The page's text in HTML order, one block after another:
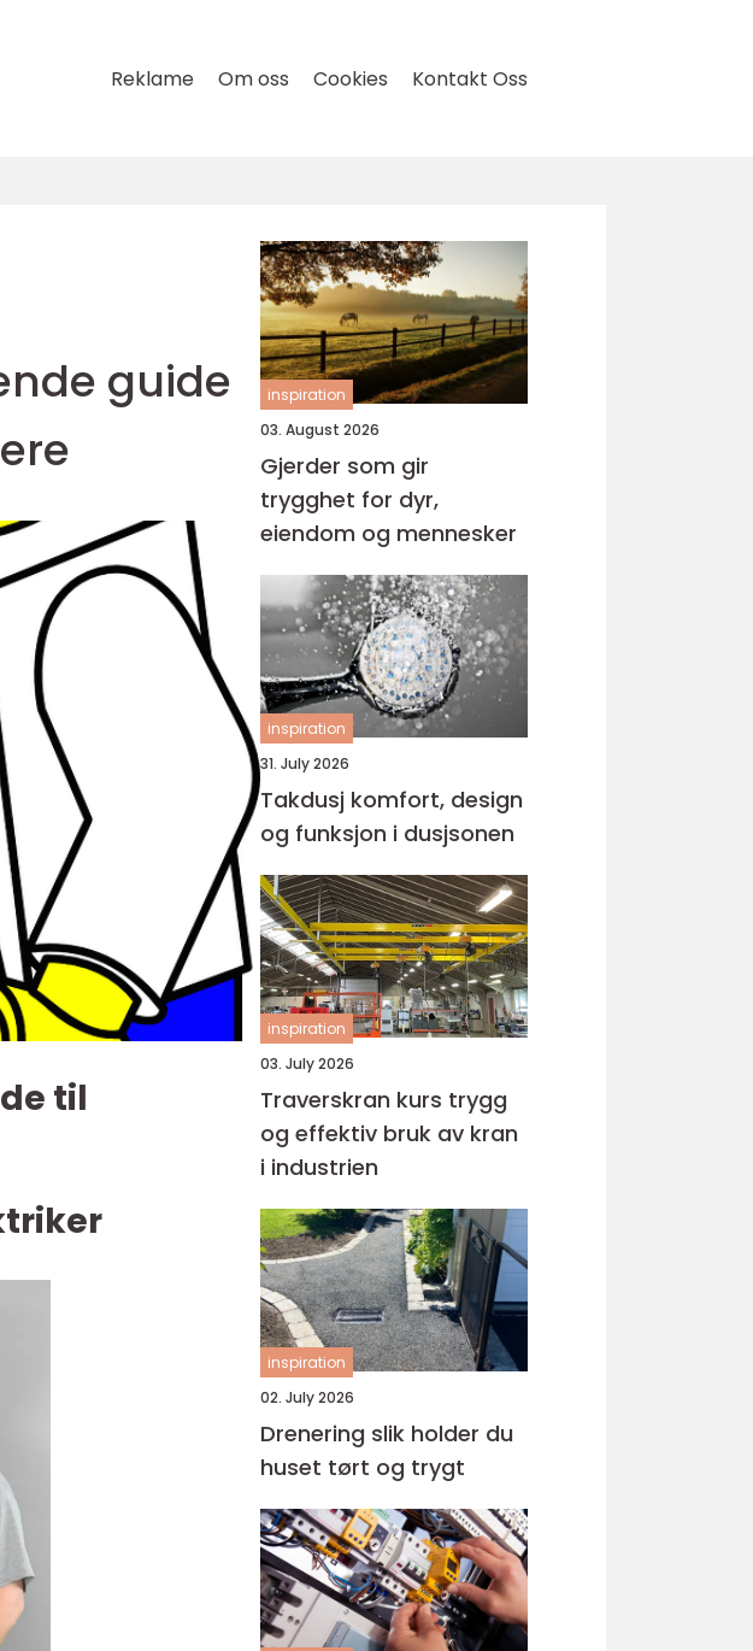
Reklame Om oss Cookies Kontakt Oss
guide
til
inspiration
03. August 2026
Gjerder som gir
trygghet for dyr,
eiendom og mennesker
inspiration
31. July 2026
Takdusj komfort, design
og funksjon i dusjsonen
inspiration
03. July 2026
Traverskran kurs trygg
og effektiv bruk av kran
i industrien
inspiration
02. July 2026
Drenering slik holder du
huset tørt og trygt